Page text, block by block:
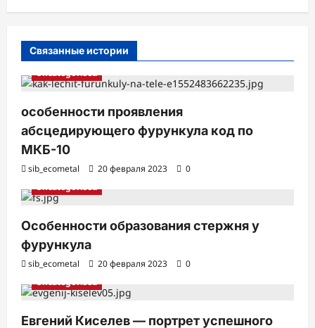
и
Связанные истории
Uncategorised
особенности проявления
абсцедирующего фурункула код по
МКБ-10
sib_ecometal 20 февраля 2023
0
Uncategorised
Особенности образования стержня у
фурункула
sib_ecometal 20 февраля 2023
0
Uncategorised
Евгений Киселев — портрет успешного